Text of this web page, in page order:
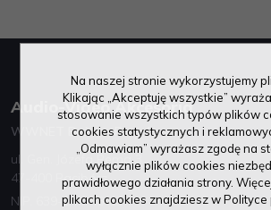
Audio-Video Akcesoria
WWNET Bożena Furgol
ul. Gen. Józefa Bema 3
47-400 Racibórz
NIP. 639-144-48-55
Na naszej stronie wykorzystujemy
Klikając „Akceptuję wszystkie”
stosowanie wszystkich typów plików
cookies statystycznych i
„Odmawiam” wyrażasz zgodę na
wyłącznie plików cookies
prawidłowego działania strony.
plikach cookies znajdziesz w Polityce